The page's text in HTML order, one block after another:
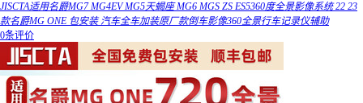
JISCTA适用名爵MG7 MG4EV MG5天蝎座 MG6 MGS ZS ES5360度全景影像系统 22 23
款名爵MG ONE 包安装 汽车全车加装原厂款倒车影像360全景行车记录仪辅助
0条评价